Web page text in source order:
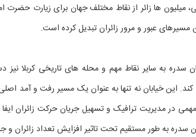
میلیون ها زائر از نقاط مختلف جهان برای زیارت
عبور و مرور زائران تبدیل کرده است.
سدره به سایر نقاط مهم و محله های تاریخی کربلا نیز
این خیابان نه تنها به عنوان یک مسیر رفت و آمد
در مدیریت ترافیک و تسهیل جریان حرکت زائران ایفا
سدره به طور مستقیم تحت تاثیر افزایش تعداد زائران و